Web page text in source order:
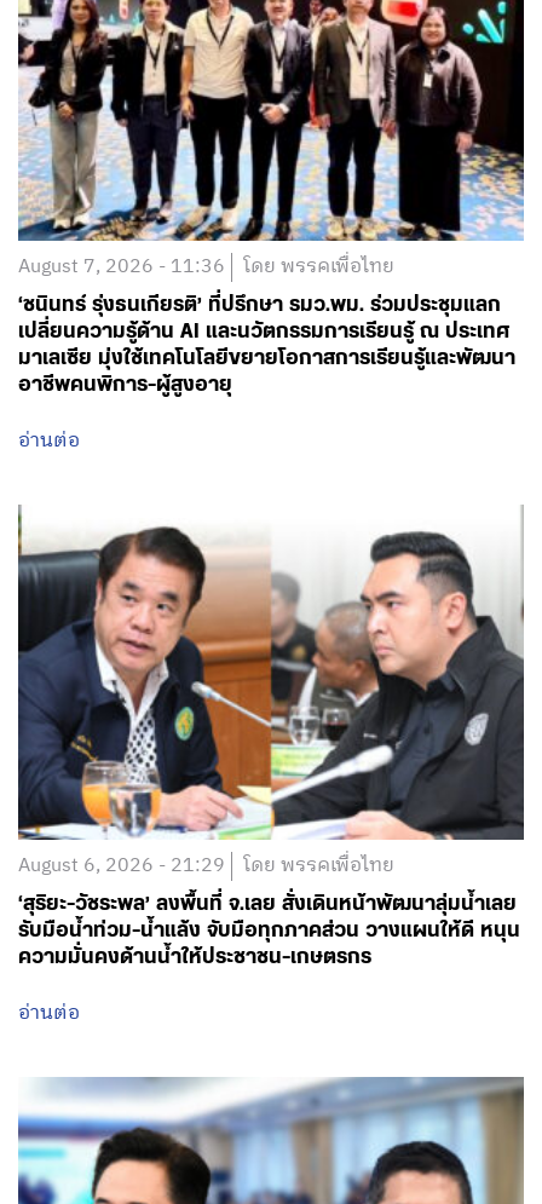
August 7, 2026 - 11:36 โดย พรรคเพื่อไทย
‘ชนินทร์ รุ่งธนเกียรติ’ ที่ปรึกษา รมว.พม. ร่วมประชุมแลก
เปลี่ยนความรู้ด้าน AI และนวัตกรรมการเรียนรู้ ณ ประเทศ
มาเลเซีย มุ่งใช้เทคโนโลยีขยายโอกาสการเรียนรู้และพัฒนา
อาชีพคนพิการ-ผู้สูงอายุ
อ่านต่อ
August 6, 2026 - 21:29 โดย พรรคเพื่อไทย
‘สุริยะ-วัชระพล’ ลงพื้นที่ จ.เลย สั่งเดินหน้าพัฒนาลุ่มน้ำเลย
รับมือน้ำท่วม-น้ำแล้ง จับมือทุกภาคส่วน วางแผนให้ดี หนุน
ความมั่นคงด้านน้ำให้ประชาชน-เกษตรกร
อ่านต่อ